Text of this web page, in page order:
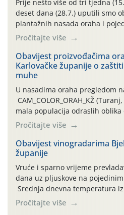
Prije nešto više od tri tjedna
deset dana (28.7.) uputili smo
plantažnih nasada oraha i
leta i ovogodišnjoj potrebi
orahove muhe (Rhagoletis
traje drugi ovogodišnji
izražen zadnja šest dana
temperature zraka svakodnevno
Pročitajte više
Obavijest proizvođačima
Karlovačke županije o
muhe
U nasadima oraha pregledom
CAM_COLOR_ORAH_KŽ
mala populacija odraslih oblika
(Rhagoletis completa). Niska
činjenicom da je riječ o mladim
urodom, što je povezano i s
jedinki. U starijim nasadima, na
pločama s […]
Pročitajte više
Obavijest vinogradarima
županije
Vruće i sparno vrijeme
dana uz pljuskove na
Srednja dnevna temperatura
maksimalne su posljednjih dana
Simptome plamenjače vinove
Pročitajte više